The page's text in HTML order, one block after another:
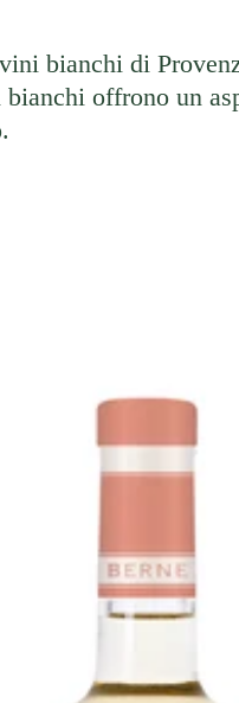
bianchi di
offrono un